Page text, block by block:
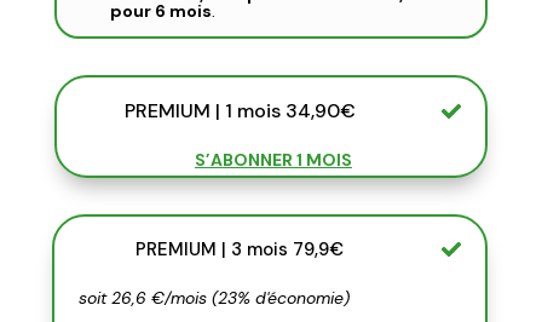
pour 6 mois.
PREMIUM | 1 mois 34,90€
S’ABONNER 1 MOIS
PREMIUM | 3 mois 79,9€
soit 26,6 €/mois (23% d'économie)